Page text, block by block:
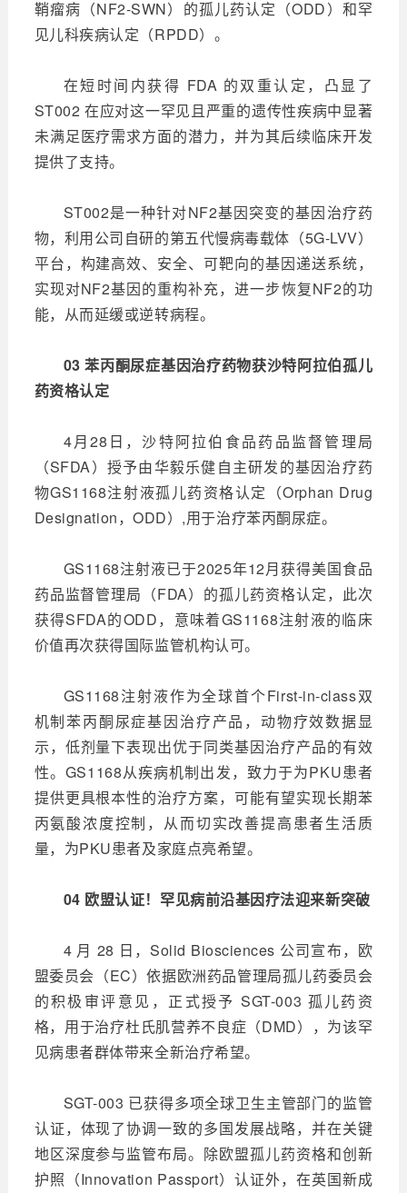
鞘瘤病（NF2-SWN）的孤儿药认定（ODD）和罕
见儿科疾病认定（RPDD）。
在短时间内获得 FDA 的双重认定，凸显了
ST002 在应对这一罕见且严重的遗传性疾病中显著
未满足医疗需求方面的潜力，并为其后续临床开发
提供了支持。
ST002是一种针对NF2基因突变的基因治疗药
物，利用公司自研的第五代慢病毒载体（5G-LVV）
平台，构建高效、安全、可靶向的基因递送系统，
实现对NF2基因的重构补充，进一步恢复NF2的功
能，从而延缓或逆转病程。
03 苯丙酮尿症基因治疗药物获沙特阿拉伯孤儿
药资格认定
4月28日，沙特阿拉伯食品药品监督管理局
（SFDA）授予由华毅乐健自主研发的基因治疗药
物GS1168注射液孤儿药资格认定（Orphan Drug
Designation，ODD）,用于治疗苯丙酮尿症。
GS1168注射液已于2025年12月获得美国食品
药品监督管理局（FDA）的孤儿药资格认定，此次
获得SFDA的ODD，意味着GS1168注射液的临床
价值再次获得国际监管机构认可。
GS1168注射液作为全球首个First-in-class双
机制苯丙酮尿症基因治疗产品，动物疗效数据显
示，低剂量下表现出优于同类基因治疗产品的有效
性。GS1168从疾病机制出发，致力于为PKU患者
提供更具根本性的治疗方案，可能有望实现长期苯
丙氨酸浓度控制，从而切实改善提高患者生活质
量，为PKU患者及家庭点亮希望。
04 欧盟认证！罕见病前沿基因疗法迎来新突破
4 月 28 日，Solid Biosciences 公司宣布，欧
盟委员会（EC）依据欧洲药品管理局孤儿药委员会
的积极审评意见，正式授予 SGT-003 孤儿药资
格，用于治疗杜氏肌营养不良症（DMD），为该罕
见病患者群体带来全新治疗希望。
SGT-003 已获得多项全球卫生主管部门的监管
认证，体现了协调一致的多国发展战略，并在关键
地区深度参与监管布局。除欧盟孤儿药资格和创新
护照（Innovation Passport）认证外，在英国新成